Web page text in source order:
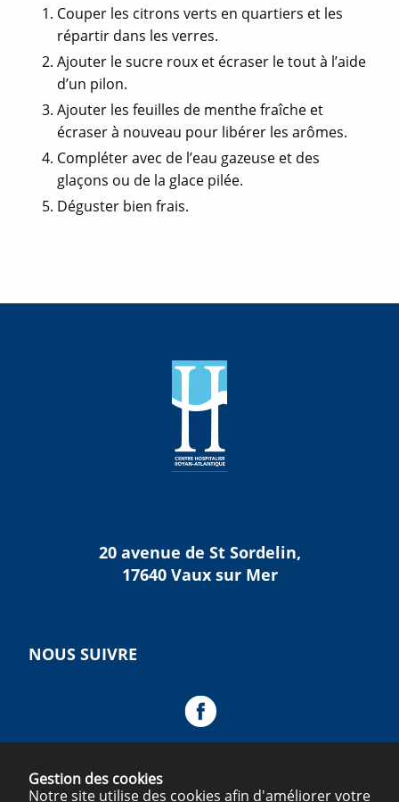
Gestion des cookies
Notre site utilise des cookies afin d'améliorer votre
Couper les citrons verts en quartiers et les
répartir dans les verres.
Ajouter le sucre roux et écraser le tout à l’aide
d’un pilon.
Ajouter les feuilles de menthe fraîche et
écraser à nouveau pour libérer les arômes.
Compléter avec de l’eau gazeuse et des
glaçons ou de la glace pilée.
Déguster bien frais.
20 avenue de St Sordelin,
17640 Vaux sur Mer
NOUS SUIVRE